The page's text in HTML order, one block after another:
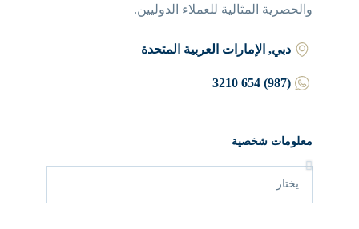
والحصرية المثالية للعملاء الدوليين.
دبي, الإمارات العربية المتحدة
(987) 654 3210
معلومات شخصية